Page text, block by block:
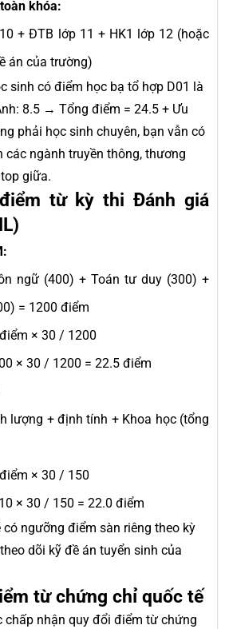
khóa:
+ ĐTB lớp 11 + HK1 lớp 12 (hoặc
án của trường)
sinh có điểm học bạ tổ hợp D01 là
8.5 → Tổng điểm = 24.5 + Ưu
phải học sinh chuyên, bạn vẫn có
các ngành truyền thông, thương
giữa.
từ kỳ thi Đánh giá
ngữ (400) + Toán tư duy (300) +
= 1200 điểm
× 30 / 1200
× 30 / 1200 = 22.5 điểm
lượng + định tính + Khoa học (tổng
× 30 / 150
× 30 / 150 = 22.0 điểm
ngưỡng điểm sàn riêng theo kỳ
dõi kỹ đề án tuyển sinh của
từ chứng chỉ quốc tế
chấp nhận quy đổi điểm từ chứng